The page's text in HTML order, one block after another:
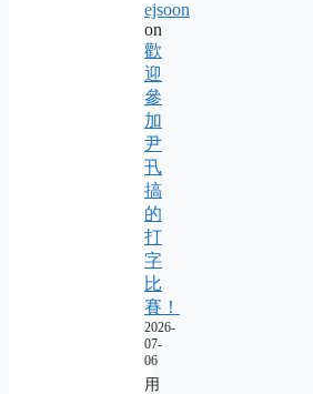
ejsoon
on
歡
迎
參
加
尹
卂
搞
的
打
字
比
賽！
2026-
07-
06
用